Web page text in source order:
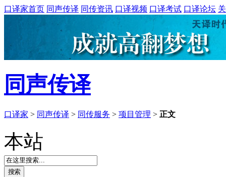
口译家首页 同声传译 同传资讯 口译视频 口译考试 口译论坛
同声传译
口译家 > 同声传译 > 同传服务 > 项目管理 > 正文
本站